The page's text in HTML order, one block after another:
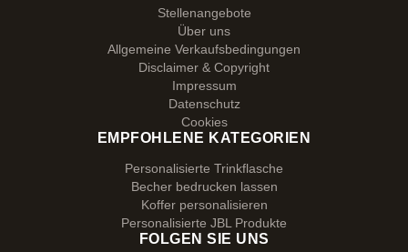
Stellenangebote
Über uns
Allgemeine Verkaufsbedingungen
Disclaimer & Copyright
Impressum
Datenschutz
Cookies
EMPFOHLENE KATEGORIEN
Personalisierte Trinkflasche
Becher bedrucken lassen
Koffer personalisieren
Personalisierte JBL Produkte
FOLGEN SIE UNS